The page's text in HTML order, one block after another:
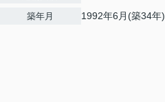
築年月 1992年6月(築34年)